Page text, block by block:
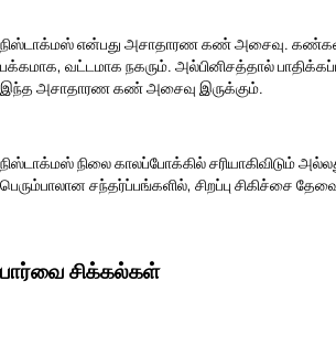
நிஸ்டாக்மஸ் என்பது அசாதாரண கண் அசைவு. கண்கள்
பக்கமாக, வட்டமாக நகரும். அல்பினிசத்தால்
இந்த அசாதாரண கண் அசைவு இருக்கும்.
நிஸ்டாக்மஸ் நிலை காலப்போக்கில் சரியாகிவிடும்
பெரும்பாலான சந்தர்ப்பங்களில், சிறப்பு சிகிச்சை
பார்வை சிக்கல்கள்